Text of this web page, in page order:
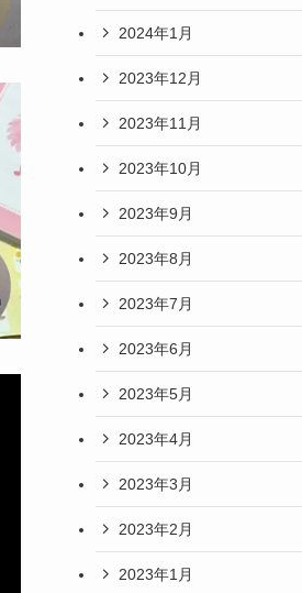
2024年1月
2023年12月
2023年11月
2023年10月
2023年9月
2023年8月
2023年7月
2023年6月
2023年5月
2023年4月
2023年3月
2023年2月
2023年1月